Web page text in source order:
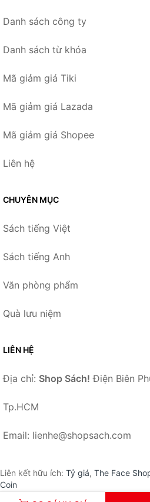
Danh sách công ty
Danh sách từ khóa
Mã giảm giá Tiki
Mã giảm giá Lazada
Mã giảm giá Shopee
Liên hệ
CHUYÊN MỤC
Sách tiếng Việt
Sách tiếng Anh
Văn phòng phẩm
Quà lưu niệm
LIÊN HỆ
Địa chỉ: Shop Sách! Điện Biên
Tp.HCM
Email: lienhe@shopsach.com
Liên kết hữu ích: Tỷ giá, The Face
Coin